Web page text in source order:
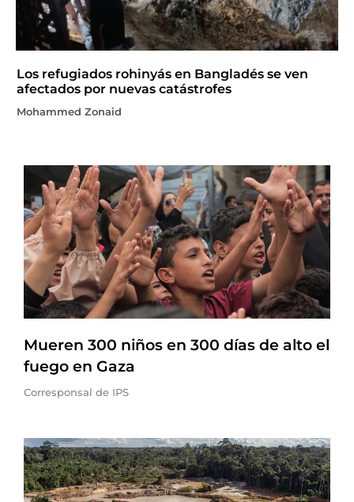
Los refugiados rohinyás en Bangladés se ven
afectados por nuevas catástrofes
Mohammed Zonaid
Mueren 300 niños en 300 días de alto el
fuego en Gaza
Corresponsal de IPS